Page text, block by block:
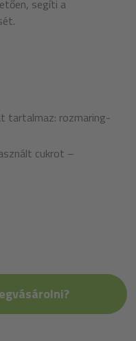
segíti a
tartalmaz: rozmaring-
cukrot –